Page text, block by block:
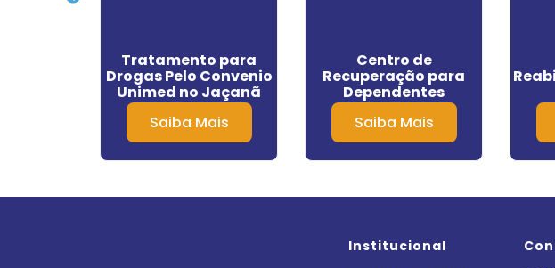
Tratamento para
Drogas Pelo Convenio
Unimed no Jaçanã
Saiba Mais
Centro de
Recuperação para
Dependentes
Químicos em
Araçatuba
Saiba Mais
Institucional